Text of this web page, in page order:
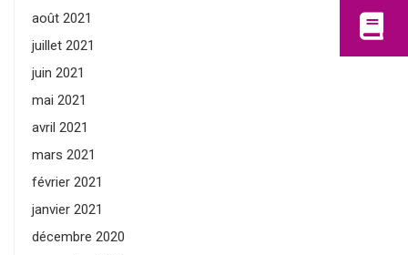
août 2021
juillet 2021
juin 2021
mai 2021
avril 2021
mars 2021
février 2021
janvier 2021
décembre 2020